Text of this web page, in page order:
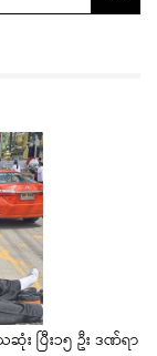
း ပြီး၁၅ ဦး ဒဏ်ရာ